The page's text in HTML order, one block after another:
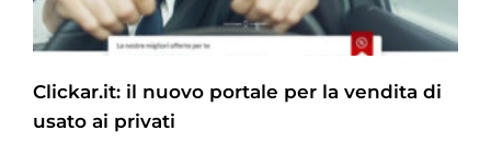
Clickar.it: il nuovo portale per la vendita di
usato ai privati